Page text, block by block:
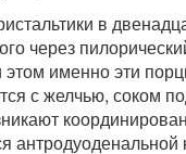
в
через
именно эти
с желчью, соком
антродуоденальной